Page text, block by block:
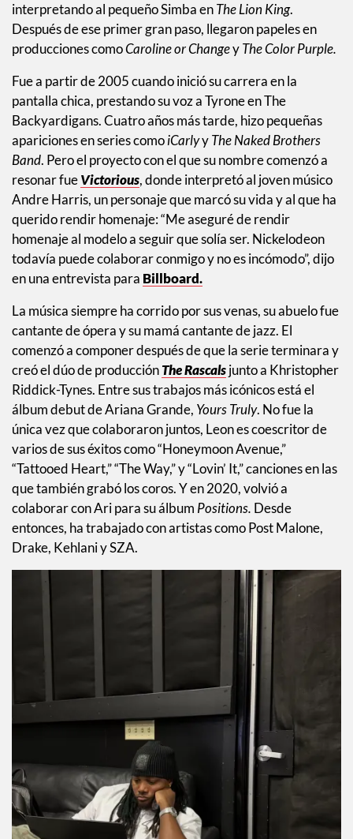
interpretando al pequeño Simba enThe Lion King.
Después de ese primer gran paso, llegaron papeles en
producciones comoCaroline or ChangeyThe Color Purple.
Fue a partir de 2005 cuando inició su carrera en la
pantalla chica, prestando su voz a Tyrone en The
Backyardigans. Cuatro años más tarde, hizo pequeñas
apariciones en series comoiCarlyyThe Naked Brothers
Band. Pero el proyecto con el que su nombre comenzó a
resonar fue Victorious , donde interpretó al joven músico
Andre Harris, un personaje que marcó su vida y al que ha
querido rendir homenaje: “Me aseguré de rendir
homenaje al modelo a seguir que solía ser. Nickelodeon
todavía puede colaborar conmigo y no es incómodo”, dijo
en una entrevista paraBillboard.
La música siempre ha corrido por sus venas, su abuelo fue
cantante de ópera y su mamá cantante de jazz. El
comenzó a componer después de que la serie terminara y
creó el dúo de producciónThe Rascalsjunto a Khristopher
Riddick-Tynes. Entre sus trabajos más icónicos está el
álbum debut de Ariana Grande,Yours Truly. No fue la
única vez que colaboraron juntos, Leon es coescritor de
varios de sus éxitos como “Honeymoon Avenue,”
“Tattooed Heart,” “The Way,” y “Lovin’ It,” canciones en las
que también grabó los coros. Y en 2020, volvió a
colaborar con Ari para su álbum
Positions.Desde
entonces, ha trabajado con artistas como Post Malone,